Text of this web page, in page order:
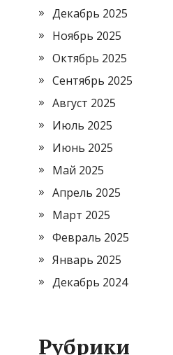
Декабрь 2025
Ноябрь 2025
Октябрь 2025
Сентябрь 2025
Август 2025
Июль 2025
Июнь 2025
Май 2025
Апрель 2025
Март 2025
Февраль 2025
Январь 2025
Декабрь 2024
Рубрики